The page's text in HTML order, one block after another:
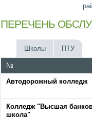
ПЕРЕЧЕНЬ
Школы ПТУ
№
Автодорожный колледж
Колледж "Высшая
школа"